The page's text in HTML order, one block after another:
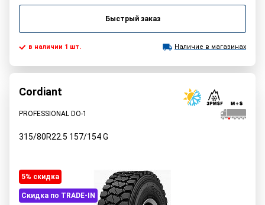
Быстрый заказ
в наличии 1 шт. Наличие в магазинах
Cordiant
PROFESSIONAL DO-1
315/80R22.5 157/154G
5% cкидка
Скидка по TRADE-IN